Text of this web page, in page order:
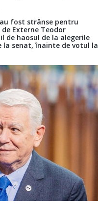
fost strânse pentru
Externe Teodor
de haosul de la alegerile
la senat, înainte de votul la